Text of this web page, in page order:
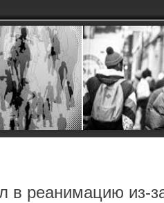
в реанимацию из-